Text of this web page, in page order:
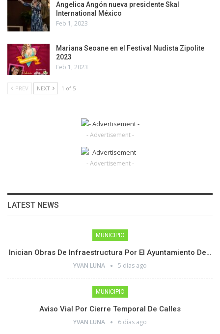
Angelica Angón nueva presidente Skal
International México
Feb 1, 2023
Mariana Seoane en el Festival Nudista Zipolite
2023
Feb 1, 2023
PREV NEXT 1 of 5
- Advertisement -
- Advertisement -
LATEST NEWS
MUNICIPIO
Inician Obras De Infraestructura Por El Ayuntamiento De…
YVAN LUNA 5 días ago
MUNICIPIO
Aviso Vial Por Cierre Temporal De Calles
YVAN LUNA 6 días ago